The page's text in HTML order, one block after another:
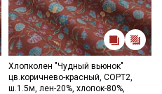
Хлопколен "Чудный вьюнок"
цв.коричнево-красный, СОРТ2,
ш.1.5м, лен-20%, хлопок-80%,